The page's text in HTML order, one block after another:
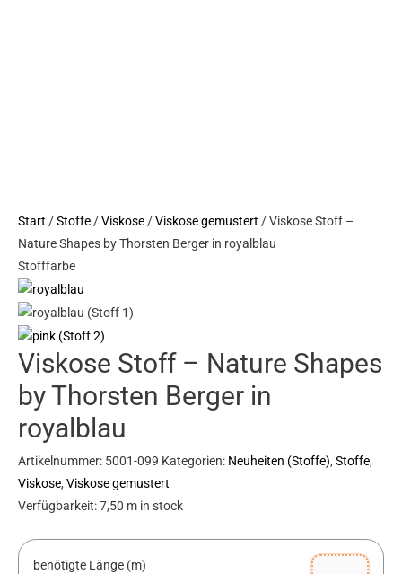
Start /Stoffe/Viskose/Viskose gemustert / Viskose Stoff –
Nature Shapes by Thorsten Berger in royalblau
Stofffarbe
Viskose Stoff – Nature Shapes
by Thorsten Berger in
royalblau
Artikelnummer: 5001-099 Kategorien: Neuheiten (Stoffe), Stoffe,
Viskose, Viskose gemustert
Verfügbarkeit:7,50 m in stock
benötigte Länge (m)